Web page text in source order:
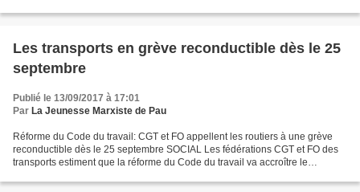
Les transports en grève reconductible dès le 25
septembre
Publié le 13/09/2017 à 17:01
Par La Jeunesse Marxiste de Pau
Réforme du Code du travail: CGT et FO appellent les routiers à une grève
reconductible dès le 25 septembre SOCIAL Les fédérations CGT et FO des
transports estiment que la réforme du Code du travail va accroître le